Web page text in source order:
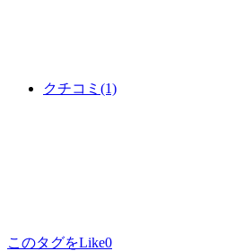
クチコミ (1)
このタグをLike0